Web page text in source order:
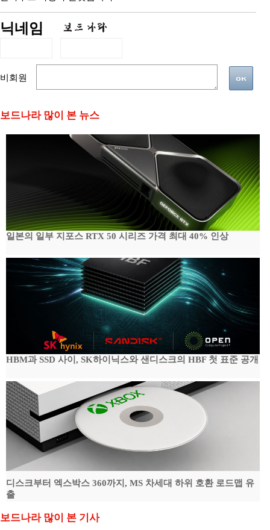
닉네임
비회원
보드나라 많이 본 뉴스
일본의 일부 지포스 RTX 50 시리즈 가격 최대 40% 인상
HBM과 SSD 사이, SK하이닉스와 샌디스크의 HBF 첫 표준 공개
디스크부터 엑스박스 360까지, MS 차세대 하위 호환 로드맵 유
출
보드나라 많이 본 기사